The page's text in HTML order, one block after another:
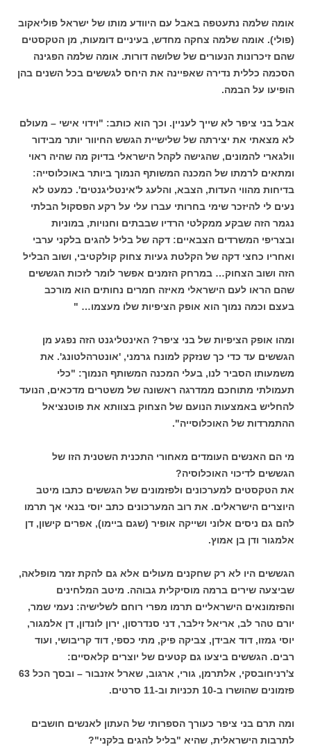
אומה שלמה נתעטפה באבל עם היוודע מותו של ישראל פוליאקוב
(פולי). אומה שלמה צחקה מחדש, בעיניים דומעות, מן הטקסטים
שהם זיכרונות הנעורים של שלושה דורות. אומה שלמה הפגינה
הסכמה כללית נדירה שאפיינה את היחס לגששים בכל השנים בהן
הופיעו על הבמה.
אבל בני ציפר לא שייך לעניין. וכך הוא כותב: "וידוי אישי – מעולם
לא מצאתי את יצירתה של שלישיית הגשש החיוור יותר מבידור
וולגארי להמונים, שהגישה לקהל הישראלי בדיוק מה שהיה ראוי
ומתאים לרמתו של המכנה המשותף הנמוך ביותר באוכלוסייה:
בדיחות מהווי העדות, הצבא, והלעג ל'אינטליגנטים'. כמעט לא
נעים לי להיזכר שימי בחרותי עברו עלי על רקע הפסקול הבלתי
נגמר הזה שבקע ממקלטי הרדיו שבבתים וחנויות, במוניות
ובצריפי המשרדים הצבאיים: דקה של בליל להגים בלקני ערבי
ואחריו כחצי דקה של הקלטת געיות צחוק קולקטיבי, ושוב הבליל
הזה ושוב הצחוק… במרחק הזמנים אפשר לומר לזכות הגששים
שהם הראו לעם הישראלי מאיזה חמרים נחותים הוא מורכב
בעצם וכמה נמוך הוא אופק הציפיות שלו מעצמו… "
ומהו אופק הציפיות של בני ציפר? האינטליגנט הזה נפגע מן
הגששים עד כדי כך שנזקק למונח גרמני, 'אונטרהלטונג'. את
משמעותו הסביר לנו, בעלי המכנה המשותף הנמוך: "כלי
תעמולתי מתוחכם ממדרגה ראשונה של משטרים מדכאים, הנועד
להחליש באמצעות הנועם של הצחוק בצוותא את פוטנציאל
ההתמרדות של האוכלוסייה".
מי הם האנשים העומדים מאחורי התכנית השטנית הזו של
הגששים לדיכוי האוכלוסיה?
את הטקסטים למערכונים ולפזמונים של הגששים כתבו מיטב
היוצרים הישראלים. את רוב המערכונים כתב יוסי בנאי אך תרמו
להם גם ניסים אלוני ושייקה אופיר (שגם ביימו), אפרים קישון, דן
אלמגור ודן בן אמוץ.
הגששים היו לא רק שחקנים מעולים אלא גם להקת זמר מופלאה,
שביצעה שירים ברמה מוסיקלית גבוהה. מיטב המלחינים
והפזמונאים הישראליים תרמו מפרי רוחם לשלישיה: נעמי שמר,
יורם טהר לב, אריאל זילבר, דני סנדרסון, ירון לונדון, דן אלמגור,
יוסי גמזו, דוד אבידן, צביקה פיק, מתי כספי, דוד קריבושי, ועוד
רבים. הגששים ביצעו גם קטעים של יוצרים קלאסיים:
צ'רניחובסקי, אלתרמן, גורי, ארגוב, שארל אזנבור – ובסך הכל 63
פזמונים שהושרו ב-10 תכניות וב-11 סרטים.
ומה תרם בני ציפר כעורך הספרותי של העתון לאנשים חושבים
לתרבות הישראלית, שהיא "בליל להגים בלקני"?